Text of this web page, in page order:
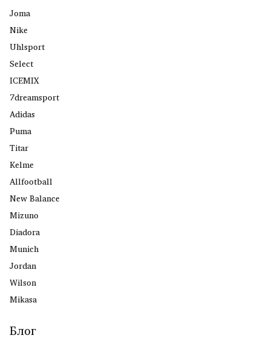
Joma
Nike
Uhlsport
Select
ICEMIX
7dreamsport
Adidas
Puma
Titar
Kelme
Allfootball
New Balance
Mizuno
Diadora
Munich
Jordan
Wilson
Mikasa
Блог